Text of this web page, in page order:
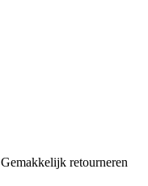
Gemakkelijk retourneren